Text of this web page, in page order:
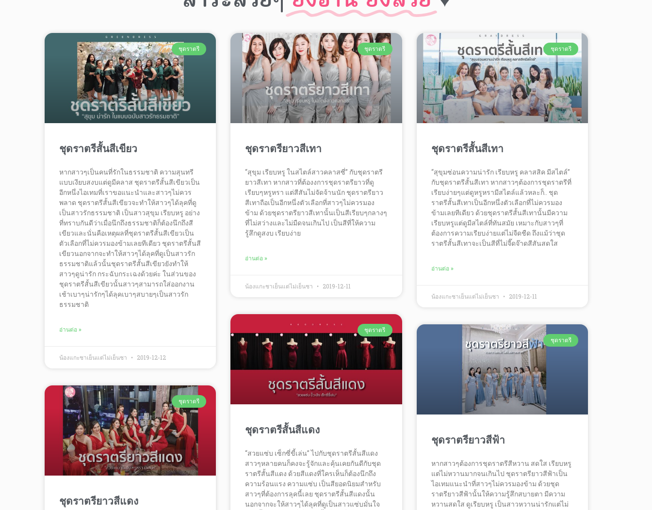
ชุดราตรี
ชุดราตรีสั้นสีเขียว
หากสาวๆเป็นคนที่รักในธรรมชาติ ความสุนทรี
แบบเงียบสงบแต่ดูมีคลาส ชุดราตรีสั้นสีเขียวเป็น
อีกหนึ่งไอเทมที่เราขอแนะนำและสาวๆไม่ควร
พลาด ชุดราตรีสั้นสีเขียวจะทำให้สาวๆได้ลุคที่ดู
เป็นสาวรักธรรมชาติ เป็นสาวสุขุม เรียบหรู อย่าง
ที่ทราบกันดีว่าเมื่อนึกถึงธรรมชาติก็ต้องนึกถึงสี
เขียวและนั่นคือเหตุผลที่ชุดราตรีสั้นสีเขียวเป็น
ตัวเลือกที่ไม่ควรมองข้ามเลยทีเดียว ชุดราตรีสั้นสี
เขียวนอกจากจะทำให้สาวๆได้ลุคที่ดูเป็นสาวรัก
ธรรมชาติแล้วนั้นชุดราตรีสั้นสีเขียวยังทำให้
สาวๆดูน่ารัก กระฉับกระเฉงด้วยค่ะ ในส่วนของ
ชุดราตรีสั้นสีเขียวนั้นสาวๆสามารถใส่ออกงาน
เช้าเบาๆน่ารักๆได้ลุคเบาๆสบายๆเป็นสาวรัก
ธรรมชาติ
อ่านต่อ »
น้องแกะชาเย็นแต่ไม่เย็นชา 2019-12-12
ชุดราตรี
ชุดราตรียาวสีเทา
“สุขุม เรียบหรู ในสไตล์สาวคลาสซี่” กับชุดราตรี
ยาวสีเทา หากสาวที่ต้องงการชุดราตรียาวที่ดู
เรียบๆหรูหรา แต่สีสันไม่จัดจ้านนัก ชุดราตรียาว
สีเทาถือเป็นอีกหนึ่งตัวเลือกที่สาวๆไม่ควรมอง
ข้าม ด้วยชุดราตรียาวสีเทานั้นเป็นสีเรียบๆกลางๆ
ที่ไม่สว่างและไม่มืดจนเกินไป เป็นสีที่ให้ความ
รู้สึกดูสงบ เรียบง่าย
อ่านต่อ »
น้องแกะชาเย็นแต่ไม่เย็นชา 2019-12-11
ชุดราตรี
ชุดราตรีสั้นสีเทา
“สุขุมซ่อนความน่ารัก เรียบหรู คลาสสิค มีสไตล์”
กับชุดราตรีสั้นสีเทา หากสาวๆต้องการชุดราตรีที่
เรียบง่ายๆแต่ดูหรูหรามีสไตล์แล้วหละก็.. ชุด
ราตรีสั้นสีเทาเป็นอีกหนึ่งตัวเลือกที่ไม่ควรมอง
ข้ามเลยทีเดียว ด้วยชุดราตรีสั้นสีเทานั้นมีความ
เรียบหรูแต่ดูมีสไตล์ที่ทันสมัย เหมาะกับสาวๆที่
ต้องการความเรียบง่ายแต่ไม่จืดชืด ถึงแม้ว่าชุด
ราตรีสั้นสีเทาจะเป็นสีที่ไม่จี๊ดจ๊าดสีสันสดใส
อ่านต่อ »
น้องแกะชาเย็นแต่ไม่เย็นชา 2019-12-11
ชุดราตรี
ชุดราตรียาวสีแดง
ชุดราตรี
ชุดราตรีสั้นสีแดง
“สวยแซ่บ เซ็กซี่ขี้เล่น” ไปกับชุดราตรีสั้นสีแดง
สาวๆหลายคนก็คงจะรู้จักและคุ้นเคยกันดีกับชุด
ราตรีสั้นสีแดง ด้วยสีแดงที่ใครเห็นก็ต้องนึกถึง
ความร้อนแรง ความแซ่บ เป็นสียอดนิยมสำหรับ
สาวๆที่ต้องการลุคนี้เลย ชุดราตรีสั้นสีแดงนั้น
นอกจากจะให้สาวๆได้ลุคที่ดูเป็นสาวแซ่บมั่นใจ
ชุดราตรี
ชุดราตรียาวสีฟ้า
หากสาวๆต้องการชุดราตรีสีหวาน สดใส เรียบหรู
แต่ไม่หวานมากจนเกินไป ชุดราตรียาวสีฟ้าเป็น
ไอเทมแนะนำที่สาวๆไม่ควรมองข้าม ด้วยชุด
ราตรียาวสีฟ้านั้นให้ความรู้สึกสบายตา มีความ
หวานสดใส ดูเรียบหรู เป็นสาวหวานน่ารักแต่ไม่